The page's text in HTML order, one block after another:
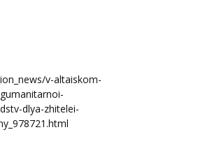
v-altaiskom-
dlya-zhitelei-